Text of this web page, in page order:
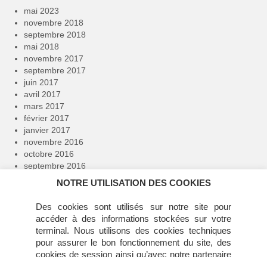
mai 2023
novembre 2018
septembre 2018
mai 2018
novembre 2017
septembre 2017
juin 2017
avril 2017
mars 2017
février 2017
janvier 2017
novembre 2016
octobre 2016
septembre 2016
avril 2016
janvier 2016
décembre 2015
novembre 2015
juin 2015
NOTRE UTILISATION DES COOKIES
Des cookies sont utilisés sur notre site pour
accéder à des informations stockées sur votre
terminal. Nous utilisons des cookies techniques
pour assurer le bon fonctionnement du site, des
cookies de session ainsi qu’avec notre partenaire